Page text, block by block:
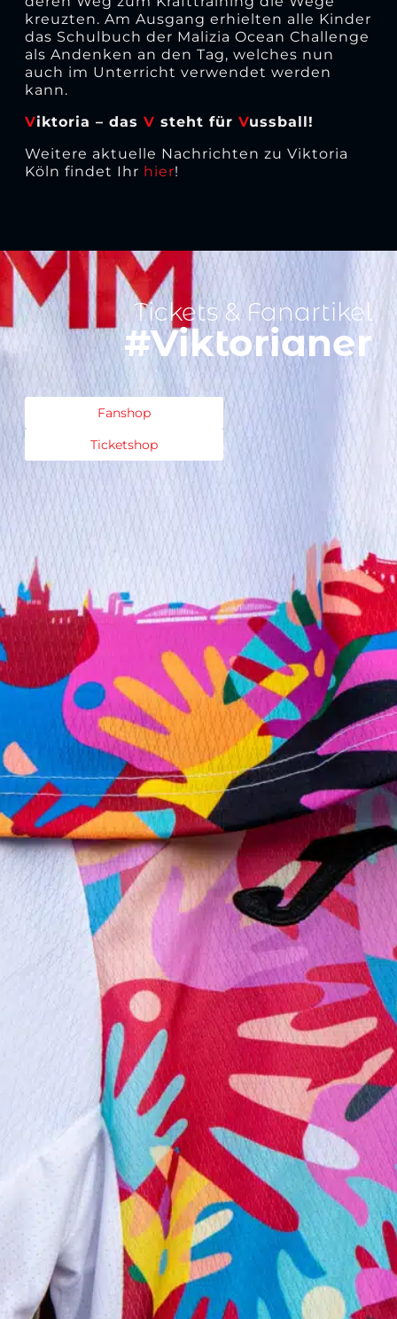
kreuzten. Am Ausgang erhielten alle Kinder
das Schulbuch der Malizia Ocean Challenge
als Andenken an den Tag, welches nun
auch im Unterricht verwendet werden
kann.
Viktoria – das V steht für Vussball!
Weitere aktuelle Nachrichten zu Viktoria
Köln findet Ihr hier!
Tickets & Fanartikel
#Viktorianer
Fanshop
Ticketshop